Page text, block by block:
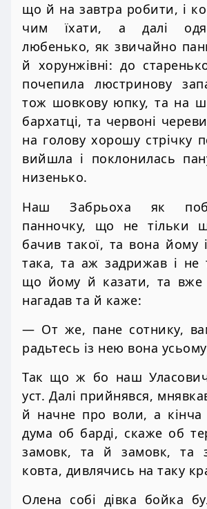
що й на завтра робити, і
чим їхати, а далі
любенько, як звичайно
й хорунжівні: до
почепила люстринову
тож шовкову юпку, та на
бархатці, та червоні
на голову хорошу стрічку
вийшла і поклонилась
низенько.
Наш Забрьоха як
панночку, що не тільки
бачив такої, та вона йому
така, та аж задрижав і не
що йому й казати, та вже
нагадав та й каже:
— От же, пане сотнику,
радьтесь із нею вона
Так що ж бо наш
уст. Далі прийнявся,
й начне про воли, а кінча
дума об барді, скаже об
замовк, та й замовк, та
ковта, дивлячись на таку
Олена собі дівка бойка